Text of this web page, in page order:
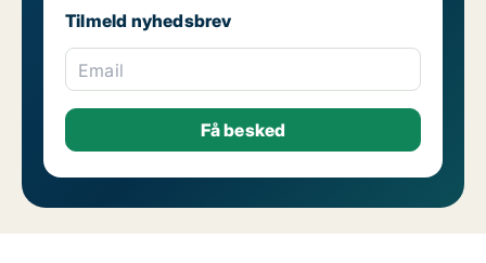
Tilmeld nyhedsbrev
Email